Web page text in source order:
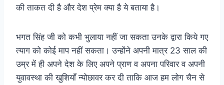
की ताकत दी है और देश प्रेम क्या है ये बताया है।
भगत सिंह जी को कभी भुलाया नहीं जा सकता उनके द्वारा किये गए
त्याग को कोई माप नहीं सकता। उन्होंने अपनी मात्र 23 साल की
उम्र में ही अपने देश के लिए अपने प्राण व अपना परिवार व अपनी
युवावस्था की खुशियाँ न्योछावर कर दी ताकि आज हम लोग चैन से